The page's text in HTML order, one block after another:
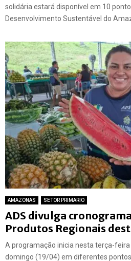
solidária estará disponível em 10
Desenvolvimento Sustentável do
AMAZONAS SETOR PRIMARIO
ADS divulga
Produtos Regionais
A programação inicia nesta terça-
domingo (19/04) em diferentes